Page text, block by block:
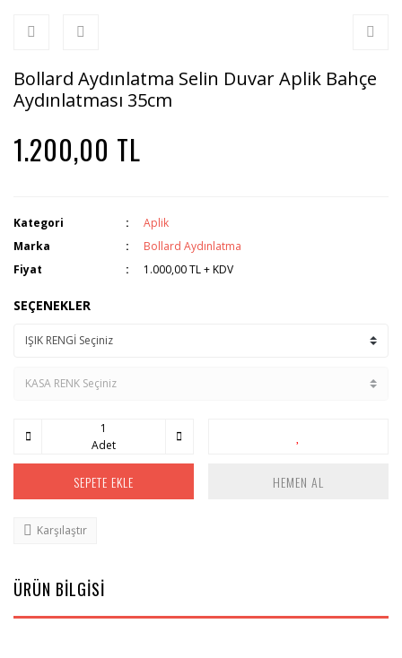
Bollard Aydınlatma Selin Duvar Aplik Bahçe
Aydınlatması 35cm
1.200,00 TL
Kategori
Aplik
Marka
Bollard Aydınlatma
Fiyat
1.000,00 TL + KDV
SEÇENEKLER
Adet
SEPETE EKLE HEMEN AL
Karşılaştır
ÜRÜN BİLGİSİ